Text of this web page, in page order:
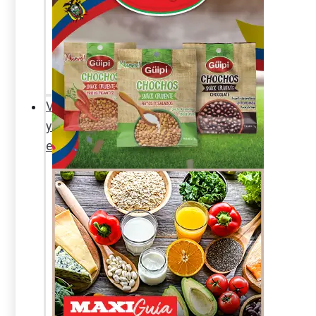
Sexualidad
responsable
En
la
percha
Vida
y
estilo
Productos
nuevos
Moda
Cultura
Hogar
y
tecnología